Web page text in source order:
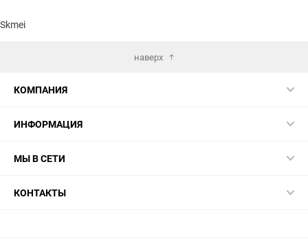
Skmei
наверх
КОМПАНИЯ
ИНФОРМАЦИЯ
МЫ В СЕТИ
КОНТАКТЫ